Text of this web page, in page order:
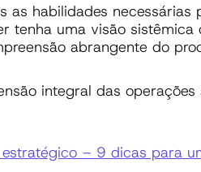
as habilidades necessárias
tenha uma visão
abrangente do
integral das
– 9 dicas para